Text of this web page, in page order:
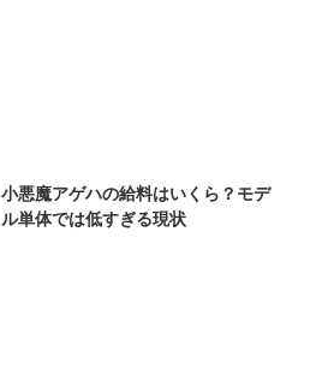
小悪魔アゲハの給料はいくら？モデ
ル単体では低すぎる現状